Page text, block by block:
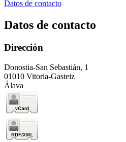
Datos de contacto
Datos de contacto
Dirección
Donostia-San Sebastián, 1
01010 Vitoria-Gasteiz
Álava